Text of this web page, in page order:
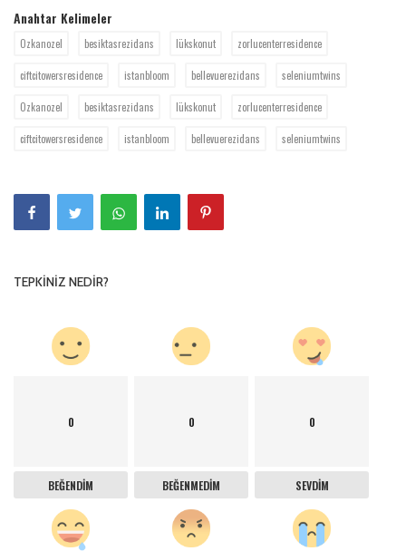
Anahtar Kelimeler
Ozkanozel besiktasrezidans lükskonut zorlucenterresidence
ciftcitowersresidence istanbloom bellevuerezidans seleniumtwins
Ozkanozel besiktasrezidans lükskonut zorlucenterresidence
ciftcitowersresidence istanbloom bellevuerezidans seleniumtwins
TEPKINIZ NEDIR?
0
BEĞENDIM
0
BEĞENMEDIM
0
SEVDIM